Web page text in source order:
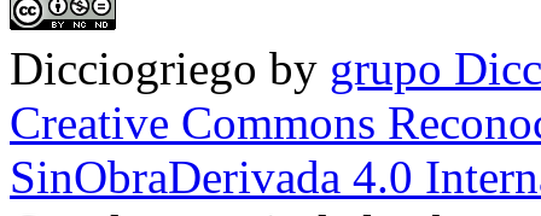
Dicciogriego by grupo
Creative Commons
SinObraDerivada 4.0